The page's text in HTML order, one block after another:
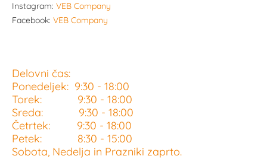
Instagram: VEB Company
Facebook: VEB Company
Delovni čas:
Ponedeljek: 9:30 - 18:00
Torek: 9:30 - 18:00
Sreda: 9:30 - 18:00
Četrtek: 9:30 - 18:00
Petek: 8:30 - 15:00
Sobota, Nedelja in Prazniki zaprto.